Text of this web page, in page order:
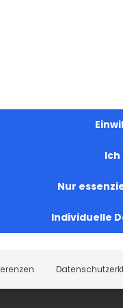
Nur
Individuelle